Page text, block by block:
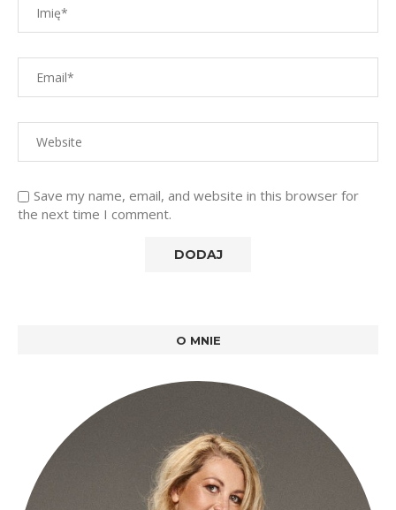
Save my name, email, and website in this browser for
the next time I comment.
O MNIE